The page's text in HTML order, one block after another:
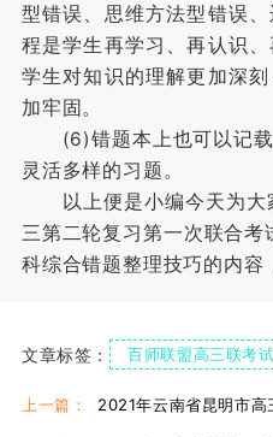
型错误、思维方法型错误
程是学生再学习、再认识
学生对知识的理解更加深
加牢固。
(6)错题本上也可以记载
灵活多样的习题。
以上便是小编今天为大
三第二轮复习第一次联合
科综合错题整理技巧的内容
文章标签： 百师联盟高三联考
百师联盟高三联考答案
上一篇：